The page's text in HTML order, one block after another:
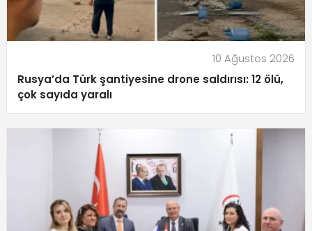
10 Ağustos 2026
Rusya’da Türk şantiyesine drone saldırısı: 12 ölü,
çok sayıda yaralı